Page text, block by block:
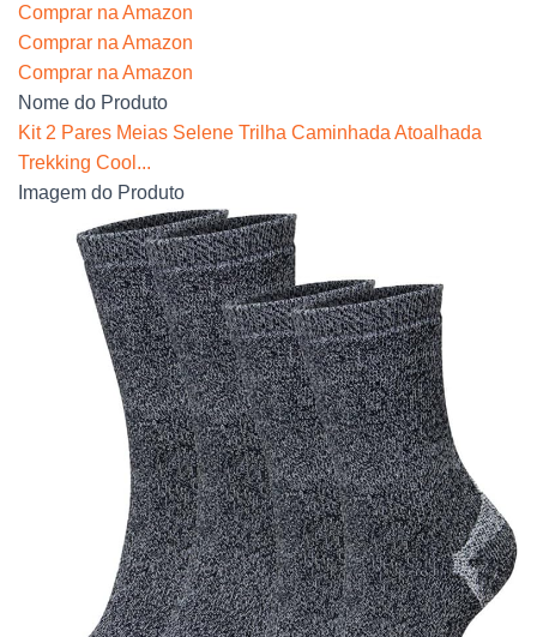
Comprar na Amazon
Comprar na Amazon
Comprar na Amazon
Nome do Produto
Kit 2 Pares Meias Selene Trilha Caminhada Atoalhada
Trekking Cool...
Imagem do Produto